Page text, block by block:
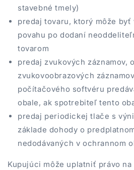
stavebné tmely)
predaj tovaru, ktorý môže byť
povahu po dodaní
tovarom
predaj zvukových záznamov,
zvukovoobrazových
počítačového softvéru
obale, ak spotrebiteľ tento
predaj periodickej tlače s
základe dohody o
nedodávaných v ochrannom
Kupujúci môže uplatniť právo